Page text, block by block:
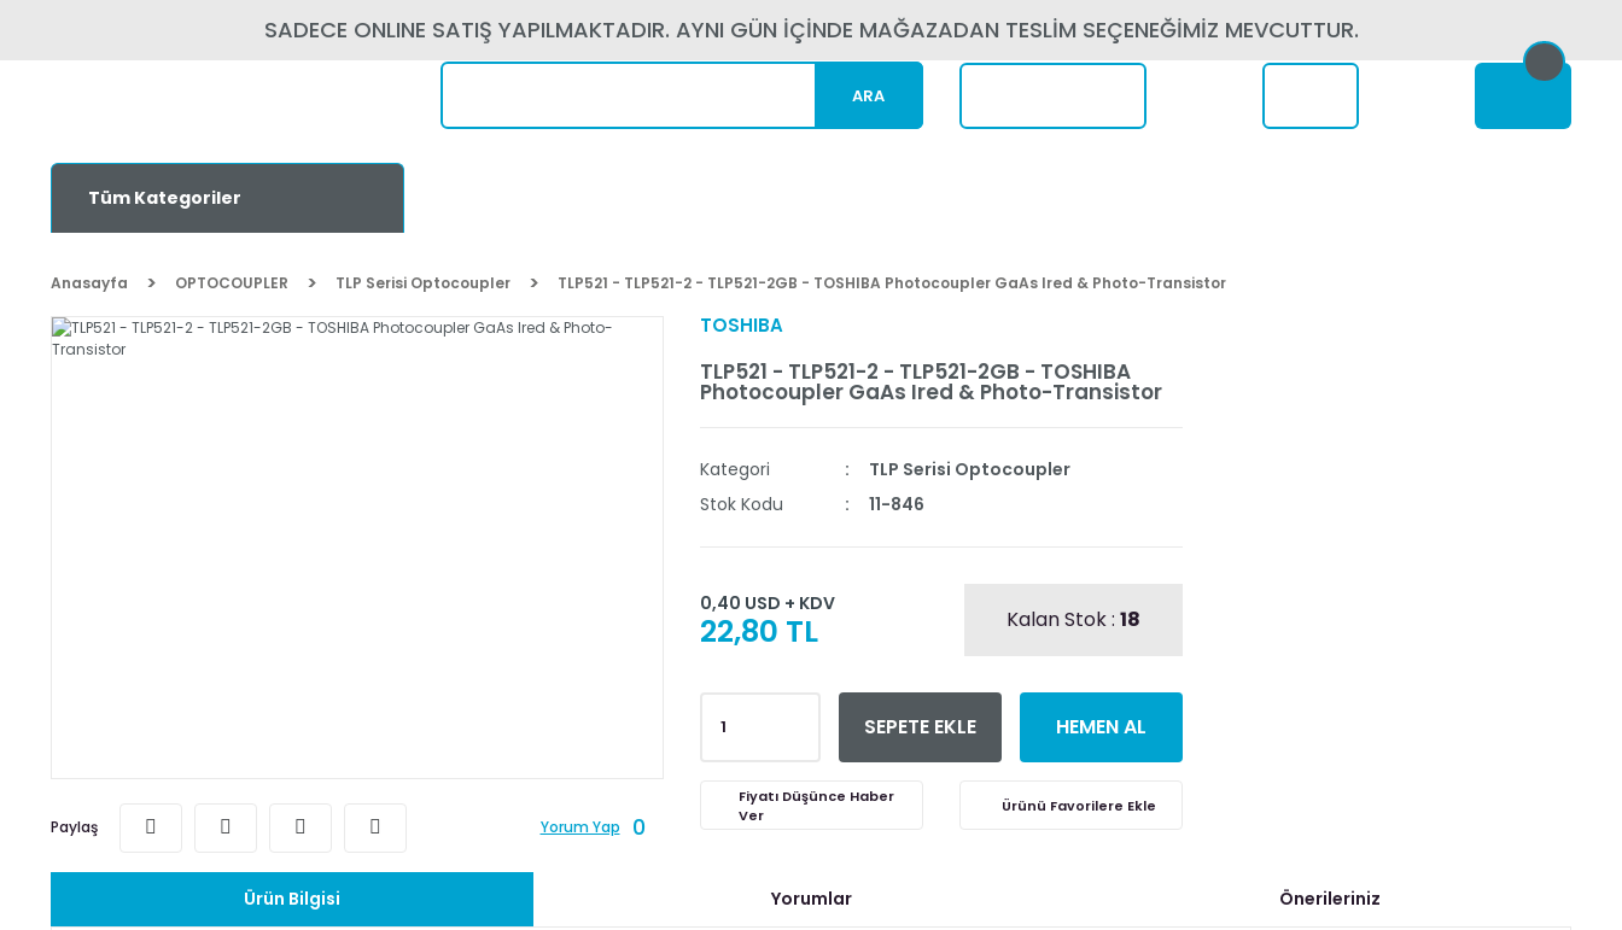
SADECE ONLINE SATIŞ YAPILMAKTADIR. AYNI GÜN İÇİNDE MAĞAZADAN TESLİM SEÇENEĞİMİZ MEVCUTTUR.
ARA
Tüm Kategoriler
Anasayfa OPTOCOUPLER TLP Serisi Optocoupler TLP521 - TLP521-2 - TLP521-2GB - TOSHIBA Photocoupler GaAs Ired & Photo-Transistor
Paylaş Yorum Yap 0
TOSHIBA
TLP521 - TLP521-2 - TLP521-2GB - TOSHIBA
Photocoupler GaAs Ired & Photo-Transistor
Kategori
TLP Serisi Optocoupler
Stok Kodu
11-846
0,40 USD + KDV
22,80 TL Kalan Stok : 18
SEPETE EKLE HEMEN AL
Fiyatı Düşünce Haber
Ver
Ürün Bilgisi Yorumlar Önerileriniz